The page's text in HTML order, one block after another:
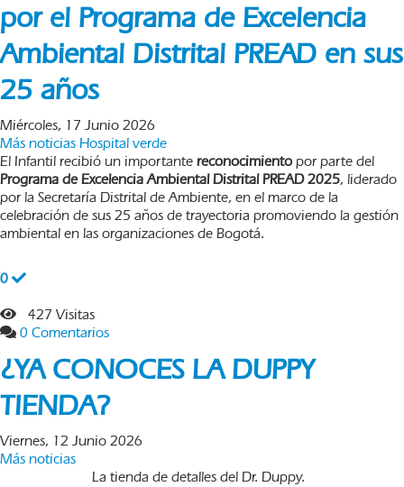
por el Programa de Excelencia
Ambiental Distrital PREAD en sus
25 años
Miércoles, 17 Junio 2026
Más noticias Hospital verde
El Infantil recibió un importante reconocimientopor parte del
Programa de Excelencia Ambiental Distrital PREAD 2025, liderado
por la Secretaría Distrital de Ambiente, en el marco de la
celebración de sus 25 años de trayectoria promoviendo la gestión
ambiental en las organizaciones de Bogotá.
0
427 Visitas
0 Comentarios
¿YA CONOCES LA DUPPY
TIENDA?
Viernes, 12 Junio 2026
Más noticias
La tienda de detalles del Dr. Duppy.